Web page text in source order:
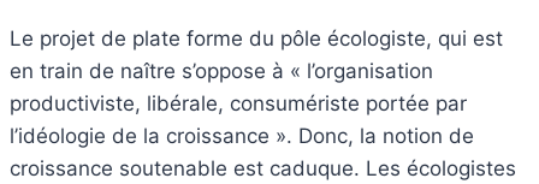
Le projet de plate forme du pôle écologiste, qui est
en train de naître s’oppose à « l’organisation
productiviste, libérale, consumériste portée par
l’idéologie de la croissance ». Donc, la notion de
croissance soutenable est caduque. Les écologistes